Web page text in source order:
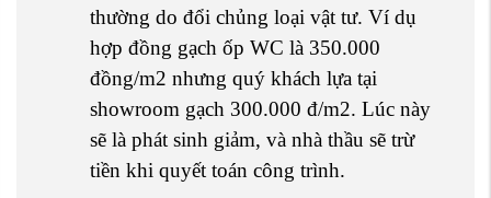
thường do đổi chủng loại vật tư. Ví dụ
hợp đồng gạch ốp WC là 350.000
đồng/m2 nhưng quý khách lựa tại
showroom gạch 300.000 đ/m2. Lúc này
sẽ là phát sinh giảm, và nhà thầu sẽ trừ
tiền khi quyết toán công trình.